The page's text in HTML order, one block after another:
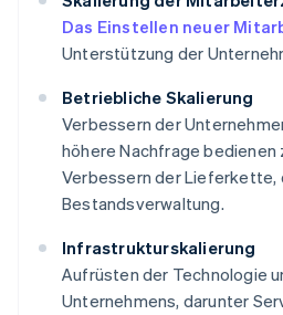
Das Einstellen neuer
Unterstützung der
Betriebliche Skalierung
Verbessern der
höhere Nachfrage bedienen
Verbessern der Lieferkette,
Bestandsverwaltung.
Infrastrukturskalierung
Aufrüsten der Technologie
Unternehmens, darunter